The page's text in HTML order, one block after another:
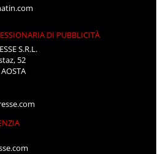
DI PUBBLICITÀ
S.R.L.
52